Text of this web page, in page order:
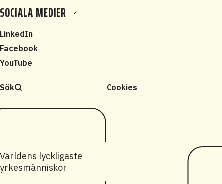
SOCIALA MEDIER
LinkedIn
Facebook
YouTube
Sök Cookies
Världens lyckligaste
yrkesmänniskor